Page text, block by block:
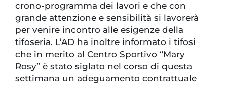
crono-programma dei lavori e che con
grande attenzione e sensibilità si lavorerà
per venire incontro alle esigenze della
tifoseria. L’AD ha inoltre informato i tifosi
che in merito al Centro Sportivo “Mary
Rosy” è stato siglato nel corso di questa
settimana un adeguamento contrattuale